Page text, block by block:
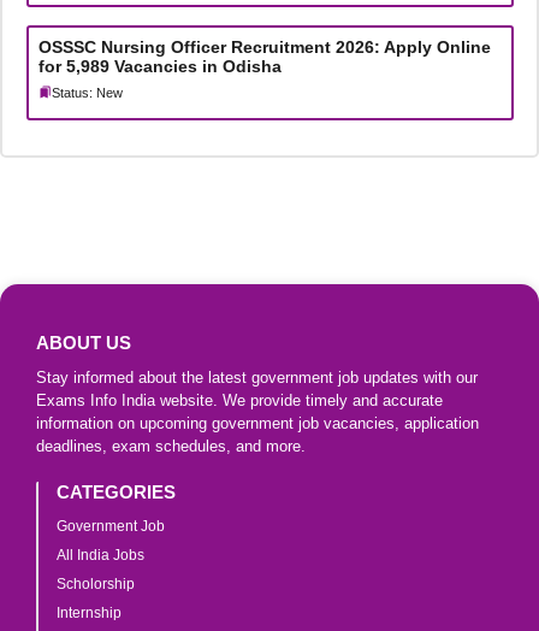
OSSSC Nursing Officer Recruitment 2026: Apply Online
for 5,989 Vacancies in Odisha
Status: New
ABOUT US
Stay informed about the latest government job updates with our
Exams Info India website. We provide timely and accurate
information on upcoming government job vacancies, application
deadlines, exam schedules, and more.
CATEGORIES
Government Job
All India Jobs
Scholorship
Internship